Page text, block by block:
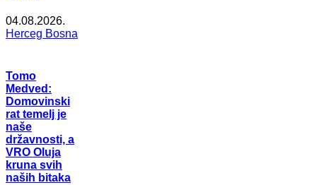
04.08.2026.
Herceg Bosna
Tomo
Medved:
Domovinski
rat temelj je
naše
državnosti, a
VRO Oluja
kruna svih
naših bitaka